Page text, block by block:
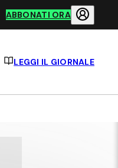
ABBONATI ORA
LEGGI IL GIORNALE